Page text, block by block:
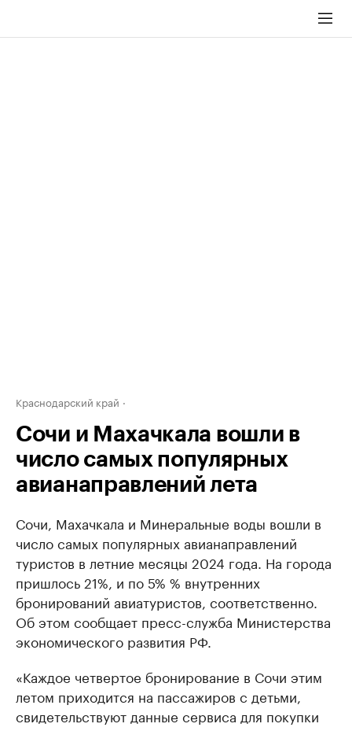
Краснодарский край
Сочи и Махачкала вошли в
число самых популярных
авианаправлений лета
Сочи, Махачкала и Минеральные воды вошли в
число самых популярных авианаправлений
туристов в летние месяцы 2024 года. На города
пришлось 21%, и по 5% % внутренних
бронирований авиатуристов, соответственно.
Об этом сообщает пресс-служба Министерства
экономического развития РФ.
«Каждое четвертое бронирование в Сочи этим
летом приходится на пассажиров с детьми,
свидетельствуют данные сервиса для покупки